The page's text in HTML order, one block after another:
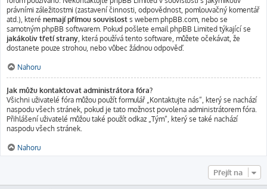
právními záležitostmi (zastavení činnosti, odpovědnost, pomlouvačný komentář
atd.), které nemají přímou souvislost s webem phpBB.com, nebo se
samotným phpBB softwarem. Pokud pošlete email phpBB Limited týkající se
jakákoliv třetí strany, která používá tento software, můžete očekávat, že
dostanete pouze strohou, nebo vůbec žádnou odpověď.
Nahoru
Jak můžu kontaktovat administrátora fóra?
Všichni uživatelé fóra můžou použít formulář „Kontaktujte nás“, který se nachází
naspodu všech stránek, pokud je tato možnost povolena administrátorem fóra.
Přihlášení uživatelé můžou také použít odkaz „Tým“, který se také nachází
naspodu všech stránek.
Nahoru
Přejít na